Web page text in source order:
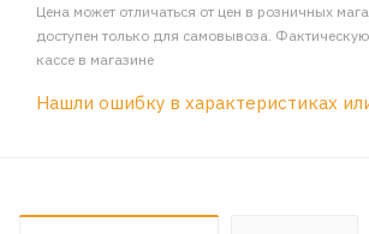
Цена может отличаться от цен в розничных
доступен только для самовывоза. Фактическую
кассе в магазине
Нашли ошибку в характеристиках